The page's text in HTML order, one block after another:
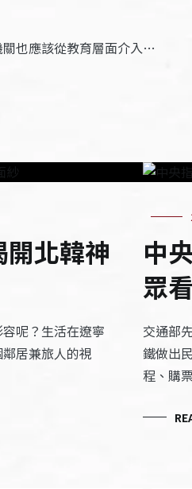
也應該從教育層面介入…
北韓神
呢？生活在遼寧
居兼旅人的視
中
眾
交通部
鐵做出
程、購